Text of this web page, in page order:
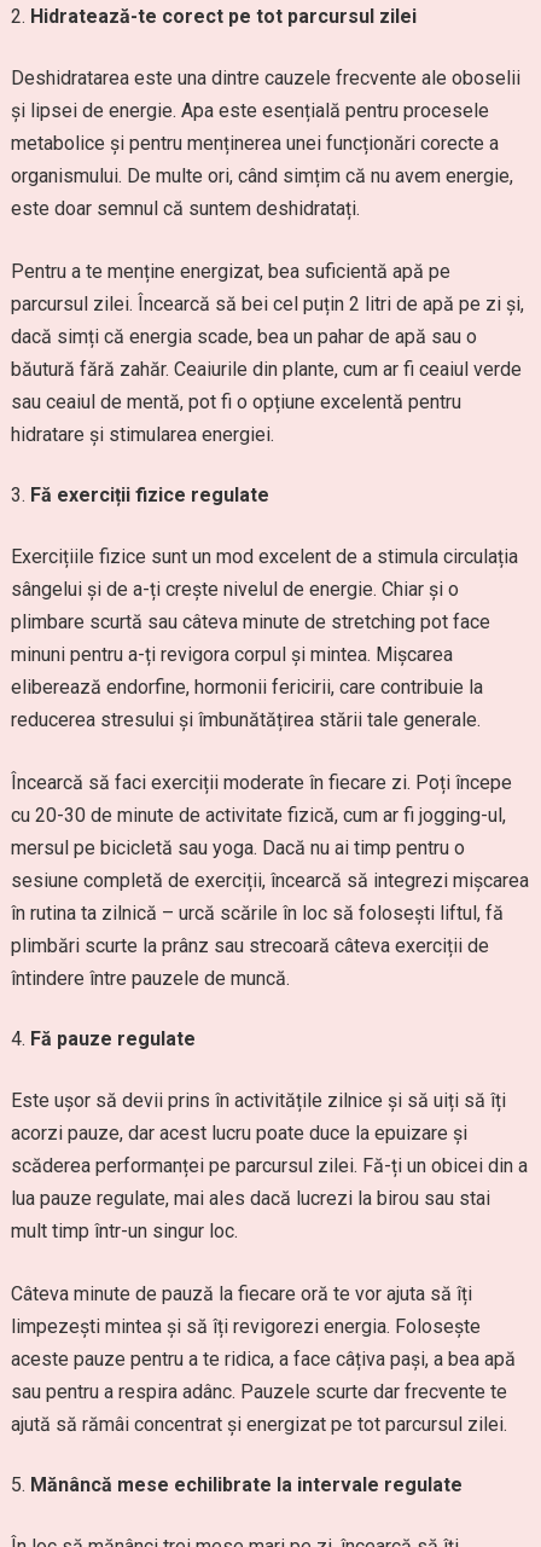
Hidratează-te corect pe tot parcursul zilei
Deshidratarea este una dintre cauzele frecvente ale oboselii
și lipsei de energie. Apa este esențială pentru procesele
metabolice și pentru menținerea unei funcționări corecte a
organismului. De multe ori, când simțim că nu avem energie,
este doar semnul că suntem deshidratați.
Pentru a te menține energizat, bea suficientă apă pe
parcursul zilei. Încearcă să bei cel puțin 2 litri de apă pe zi și,
dacă simți că energia scade, bea un pahar de apă sau o
băutură fără zahăr. Ceaiurile din plante, cum ar fi ceaiul verde
sau ceaiul de mentă, pot fi o opțiune excelentă pentru
hidratare și stimularea energiei.
Fă exerciții fizice regulate
Exercițiile fizice sunt un mod excelent de a stimula circulația
sângelui și de a-ți crește nivelul de energie. Chiar și o
plimbare scurtă sau câteva minute de stretching pot face
minuni pentru a-ți revigora corpul și mintea. Mișcarea
eliberează endorfine, hormonii fericirii, care contribuie la
reducerea stresului și îmbunătățirea stării tale generale.
Încearcă să faci exerciții moderate în fiecare zi. Poți începe
cu 20-30 de minute de activitate fizică, cum ar fi jogging-ul,
mersul pe bicicletă sau yoga. Dacă nu ai timp pentru o
sesiune completă de exerciții, încearcă să integrezi mișcarea
în rutina ta zilnică – urcă scările în loc să folosești liftul, fă
plimbări scurte la prânz sau strecoară câteva exerciții de
întindere între pauzele de muncă.
Fă pauze regulate
Este ușor să devii prins în activitățile zilnice și să uiți să îți
acorzi pauze, dar acest lucru poate duce la epuizare și
scăderea performanței pe parcursul zilei. Fă-ți un obicei din a
lua pauze regulate, mai ales dacă lucrezi la birou sau stai
mult timp într-un singur loc.
Câteva minute de pauză la fiecare oră te vor ajuta să îți
limpezești mintea și să îți revigorezi energia. Folosește
aceste pauze pentru a te ridica, a face câțiva pași, a bea apă
sau pentru a respira adânc. Pauzele scurte dar frecvente te
ajută să rămâi concentrat și energizat pe tot parcursul zilei.
Mănâncă mese echilibrate la intervale regulate